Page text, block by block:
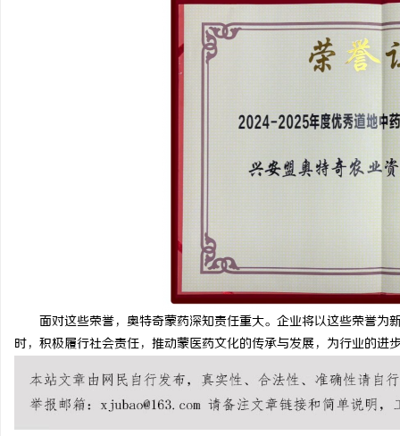
面对这些荣誉，奥特奇蒙药深知责任重大。企业将以这些荣誉为
时，积极履行社会责任，推动蒙医药文化的传承与发展，为行业的进